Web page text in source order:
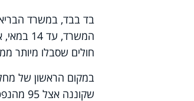
בד בבד, במשרד
חולים שסבלו מיותר